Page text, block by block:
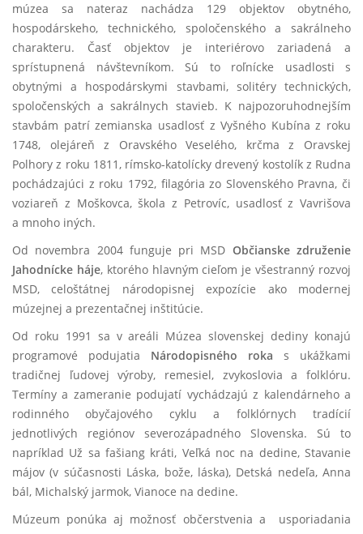
múzea sa nateraz nachádza 129 objektov obytného,
hospodárskeho, technického, spoločenského a sakrálneho
charakteru. Časť objektov je interiérovo zariadená a
sprístupnená návštevníkom. Sú to roľnícke usadlosti s
obytnými a hospodárskymi stavbami, solitéry technických,
spoločenských a sakrálnych stavieb. K najpozoruhodnejším
stavbám patrí zemianska usadlosť z Vyšného Kubína z roku
1748, olejáreň z Oravského Veselého, krčma z Oravskej
Polhory z roku 1811, rímsko-katolícky drevený kostolík z Rudna
pochádzajúci z roku 1792, filagória zo Slovenského Pravna, či
voziareň z Moškovca, škola z Petrovíc, usadlosť z Vavrišova
a mnoho iných.
Od novembra 2004 funguje pri MSD Občianske združenie
Jahodnícke háje, ktorého hlavným cieľom je všestranný rozvoj
MSD, celoštátnej národopisnej expozície ako modernej
múzejnej a prezentačnej inštitúcie.
Od roku 1991 sa v areáli Múzea slovenskej dediny konajú
programové podujatia Národopisného roka s ukážkami
tradičnej ľudovej výroby, remesiel, zvykoslovia a folklóru.
Termíny a zameranie podujatí vychádzajú z kalendárneho a
rodinného obyčajového cyklu a folklórnych tradícií
jednotlivých regiónov severozápadného Slovenska. Sú to
napríklad Už sa fašiang kráti, Veľká noc na dedine, Stavanie
májov (v súčasnosti Láska, bože, láska), Detská nedeľa, Anna
bál, Michalský jarmok, Vianoce na dedine.
Múzeum ponúka aj možnosť občerstvenia a usporiadania